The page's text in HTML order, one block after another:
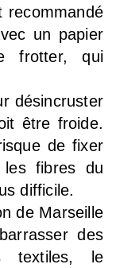
un papier
frotter, qui
désincruster
être froide.
de fixer
les fibres du
difficile.
de Marseille
des
textiles, le